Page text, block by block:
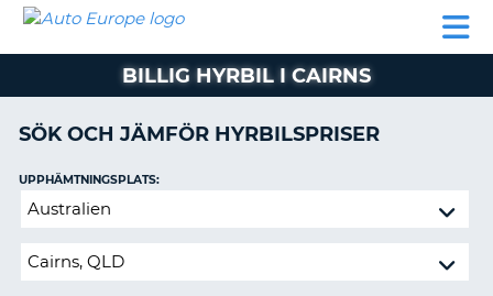
HYRBIL
HYRA
PARTNER
AUTO
EUROPE
HYRBIL
HYRA
MIN
MEDLEMSINFORMATION
BOKNING
BILLIG HYRBIL I CAIRNS
SÖK OCH JÄMFÖR HYRBILSPRISER
Återlämna
annan
UPPHÄMTNINGSPLATS: